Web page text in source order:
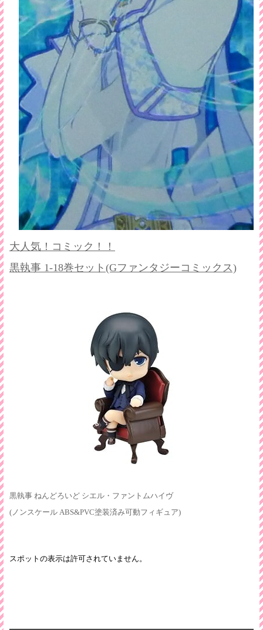
大人気！コミック！！
黒執事 1-18巻セット(Gファンタジーコミックス)
黒執事 ねんどろいど シエル・ファントムハイヴ
(ノンスケール ABS&PVC塗装済み可動フィギュア)